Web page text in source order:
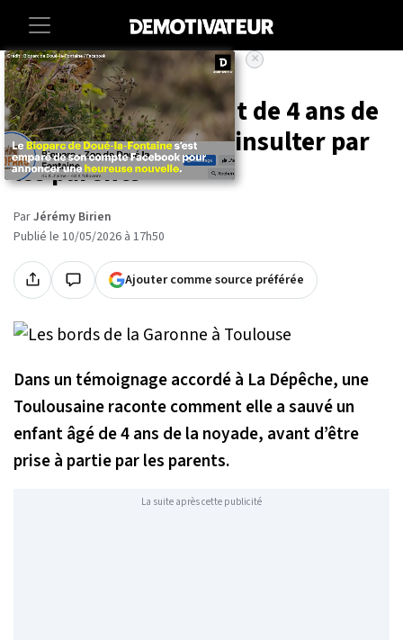
Accueil Insolite
Elle sauve un enfant de 4 ans de
la noyade et se fait insulter par
les parents
ParJérémy Birien
Publié le 10/05/2026 à 17h50
Ajouter comme source préférée
Dans un témoignage accordé à La Dépêche, une
Toulousaine raconte comment elle a sauvé un
enfant âgé de 4 ans de la noyade, avant d’être
prise à partie par les parents.
La suite après cette publicité
×